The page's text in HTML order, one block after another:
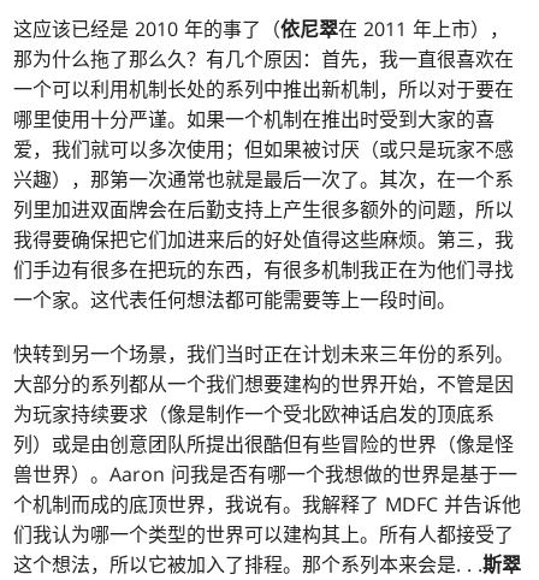
这应该已经是 2010 年的事了（依尼翠在 2011 年上市），
那为什么拖了那么久？有几个原因：首先，我一直很喜欢在
一个可以利用机制长处的系列中推出新机制，所以对于要在
哪里使用十分严谨。如果一个机制在推出时受到大家的喜
爱，我们就可以多次使用；但如果被讨厌（或只是玩家不感
兴趣），那第一次通常也就是最后一次了。其次，在一个系
列里加进双面牌会在后勤支持上产生很多额外的问题，所以
我得要确保把它们加进来后的好处值得这些麻烦。第三，我
们手边有很多在把玩的东西，有很多机制我正在为他们寻找
一个家。这代表任何想法都可能需要等上一段时间。
快转到另一个场景，我们当时正在计划未来三年份的系列。
大部分的系列都从一个我们想要建构的世界开始，不管是因
为玩家持续要求（像是制作一个受北欧神话启发的顶底系
列）或是由创意团队所提出很酷但有些冒险的世界（像是怪
兽世界）。Aaron 问我是否有哪一个我想做的世界是基于一
个机制而成的底顶世界，我说有。我解释了 MDFC 并告诉他
们我认为哪一个类型的世界可以建构其上。所有人都接受了
这个想法，所以它被加入了排程。那个系列本来会是. . .斯翠